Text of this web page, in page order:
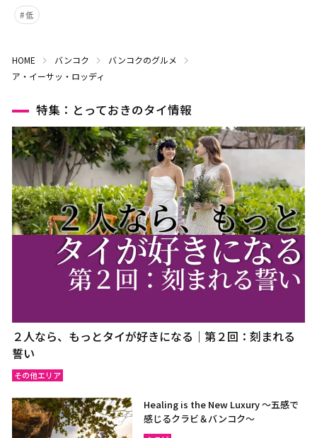
低
HOME バンコク
バンコクのグルメ
ア・イーサッ・ロッディ
特集：とっておきのタイ情報
２人なら、もっとタイが好きになる｜第２回：刻まれる
誓い
その他エリア
Healing is the New Luxury ～五感で
感じるクラビ＆バンコク～